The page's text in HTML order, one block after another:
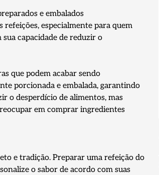
e embalados
refeições, especialmente para quem
capacidade de reduzir o
que podem acabar sendo
porcionada e embalada, garantindo
o desperdício de alimentos, mas
em comprar ingredientes
e tradição. Preparar uma refeição do
o sabor de acordo com suas